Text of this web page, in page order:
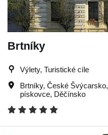
Brtníky
Výlety, Turistické cíle
Brtníky, České Švýcarsko,
pískovce, Děčínsko